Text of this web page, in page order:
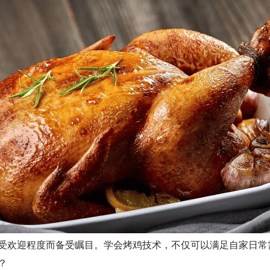
欢迎程度而备受瞩目。学会烤鸡技术，不仅可以满足自家日